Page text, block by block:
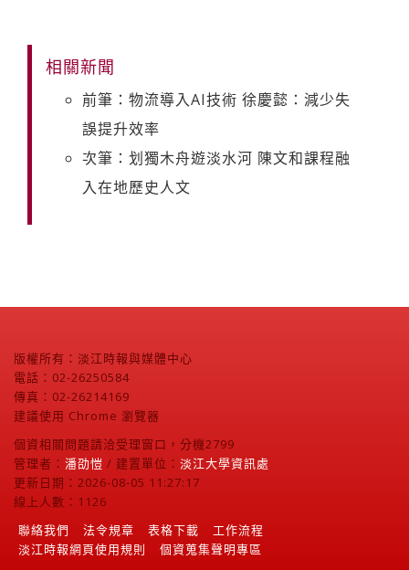
相關新聞
前筆：物流導入AI技術 徐慶懿：減少失
誤提升效率
次筆：划獨木舟遊淡水河 陳文和課程融
入在地歷史人文
版權所有：淡江時報與媒體中心
電話：02-26250584
傳真：02-26214169
建議使用 Chrome 瀏覽器
個資相關問題請洽受理窗口，分機2799
管理者： 潘劭愷 / 建置單位： 淡江大學資訊處
更新日期：2026-08-05 11:27:17
線上人數：1126
聯絡我們
法令規章 表格下載
工作流程
淡江時報網頁使用規則
個資蒐集聲明專區